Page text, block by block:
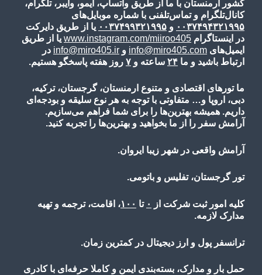
کشور ارمنستان با ما از طریق واتساپ، ایمو، وایبر، تلگرام،
کانال‌تلگرام و تماس‌تلفنی با شماره موبایل‌های
۰۰۳۷۴۹۴۳۲۱۹۹۵ و ۰۰۳۷۴۹۹۳۲۱۹۹۵ یا از طریق دایرکت
در اینستاگرام www.instagram.com/miiroo405 یا از طریق
ایمیل‌های info@miro405.com و info@miro405.ir در
ارتباط باشید و ما ۲۴ ساعته و ۷ روز هفته پاسخگو هستیم.
ما تورهای اقتصادی و متنوع ارمنستان، گرجستان، ترکیه،
دبی، اروپا و… متفاوتی با توجه به هر نوع سلیقه و بودجه‌ای
داریم. همیشه بهترین‌ها را برای شما فراهم می‌سازیم.
آرامش سفر را از ما بخواهید و بهترین‌ها را تجربه کنید.
آرامش واقعی در شهر زیبا ایروان.
تور گرجستان، تفلیس و باتومی.
کلیه امور ثبت شرکت از ۰ تا ۱۰۰، اقامت، ترجمه و تهیه
مدارک لازمه.
ترانسفر پول و ارز دیجیتال در کمترین زمان.
حمل بار و مدارک، بسته‌بندی ایمن و کاملا حرفه‌ای با کادری